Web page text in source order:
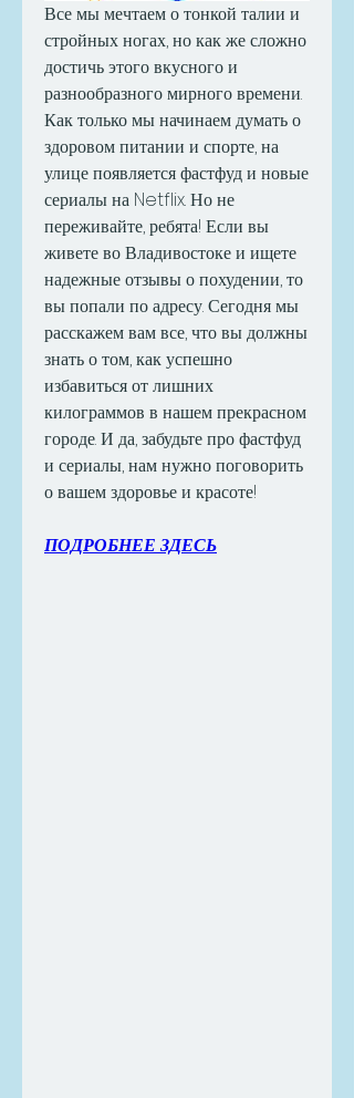
Все мы мечтаем о тонкой талии и
стройных ногах, но как же сложно
достичь этого вкусного и
разнообразного мирного времени.
Как только мы начинаем думать о
здоровом питании и спорте, на
улице появляется фастфуд и новые
сериалы на Netflix. Но не
переживайте, ребята! Если вы
живете во Владивостоке и ищете
надежные отзывы о похудении, то
вы попали по адресу. Сегодня мы
расскажем вам все, что вы должны
знать о том, как успешно
избавиться от лишних
килограммов в нашем прекрасном
городе. И да, забудьте про фастфуд
и сериалы, нам нужно поговорить
о вашем здоровье и красоте!
ПОДРОБНЕЕ ЗДЕСЬ